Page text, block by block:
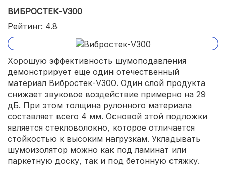
ВИБРОСТЕК-V300
Рейтинг: 4.8
Хорошую эффективность шумоподавления
демонстрирует еще один отечественный
материал Вибростек-V300. Один слой продукта
снижает звуковое воздействие примерно на 29
дБ. При этом толщина рулонного материала
составляет всего 4 мм. Основой этой подложки
является стекловолокно, которое отличается
стойкостью к высоким нагрузкам. Укладывать
шумоизолятор можно как под ламинат или
паркетную доску, так и под бетонную стяжку.